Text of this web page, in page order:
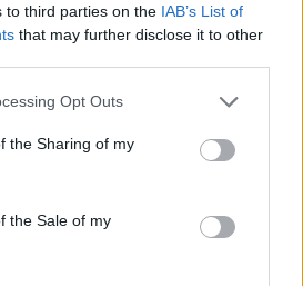
to third parties on the IAB’s List of
that may further disclose it to other
app uses one or more Google
usage behaviour. You may click to
Google and its third-party tags to
specified purposes in below Google
Opt Outs
the Sharing of my
the Sale of my